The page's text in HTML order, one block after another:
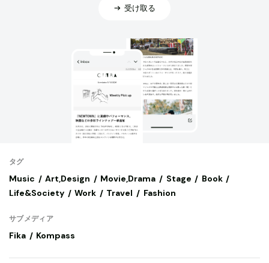
受け取る
タグ
Music Art,Design Movie,Drama Stage
Book
Life&Society
Work Travel Fashion
サブメディア
Fika Kompass